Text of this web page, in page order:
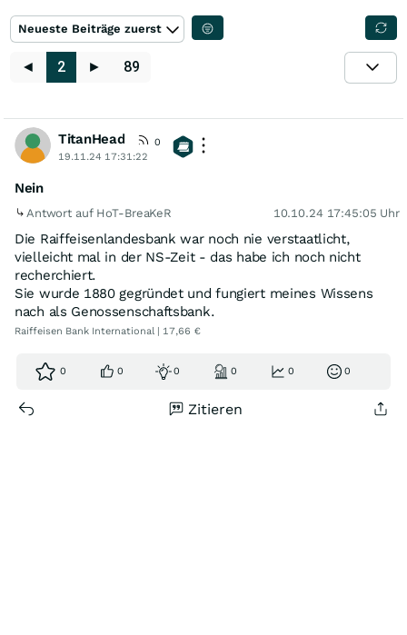
Neueste Beiträge zuerst
◄ 2 ► 89
TitanHead
0
19.11.24 17:31:22
Nein
Antwort auf HoT-BreaKeR 10.10.24 17:45:05 Uhr
Die Raiffeisenlandesbank war noch nie verstaatlicht,
vielleicht mal in der NS-Zeit - das habe ich noch nicht
recherchiert.
Sie wurde 1880 gegründet und fungiert meines Wissens
nach als Genossenschaftsbank.
Raiffeisen Bank International | 17,66 €
0 0 0 0 0 0
Zitieren